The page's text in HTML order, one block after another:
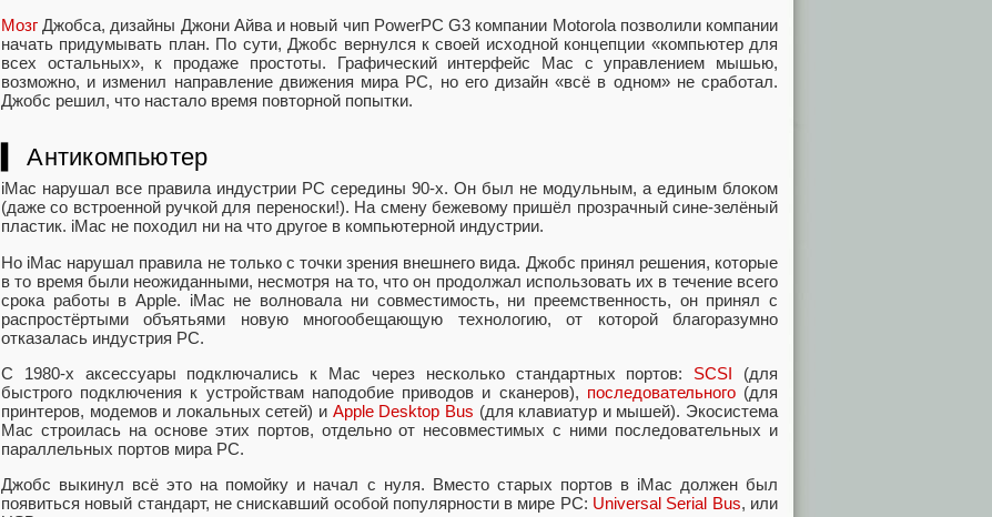
Мозг Джобса, дизайны Джони Айва и новый чип PowerPC G3 компании Motorola позволили компании
начать придумывать план. По сути, Джобс вернулся к своей исходной концепции «компьютер для
всех остальных», к продаже простоты. Графический интерфейс Mac с управлением мышью,
возможно, и изменил направление движения мира PC, но его дизайн «всё в одном» не сработал.
Джобс решил, что настало время повторной попытки.
▍ Антикомпьютер
iMac нарушал все правила индустрии PC середины 90-х. Он был не модульным, а единым блоком
(даже со встроенной ручкой для переноски!). На смену бежевому пришёл прозрачный сине-зелёный
пластик. iMac не походил ни на что другое в компьютерной индустрии.
Но iMac нарушал правила не только с точки зрения внешнего вида. Джобс принял решения, которые
в то время были неожиданными, несмотря на то, что он продолжал использовать их в течение всего
срока работы в Apple. iMac не волновала ни совместимость, ни преемственность, он принял с
распростёртыми объятьями новую многообещающую технологию, от которой благоразумно
отказалась индустрия PC.
С 1980-х аксессуары подключались к Mac через несколько стандартных портов: SCSI (для
быстрого подключения к устройствам наподобие приводов и сканеров), последовательного(для
принтеров, модемов и локальных сетей) и Apple Desktop Bus (для клавиатур и мышей). Экосистема
Mac строилась на основе этих портов, отдельно от несовместимых с ними последовательных и
параллельных портов мира PC.
Джобс выкинул всё это на помойку и начал с нуля. Вместо старых портов в iMac должен был
появиться новый стандарт, не снискавший особой популярности в мире PC: Universal Serial Bus, или